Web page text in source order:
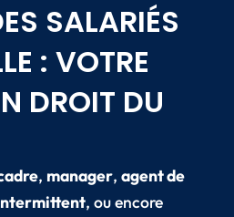
SALARIÉS
: VOTRE
DROIT DU
, manager,agent de
, ou encore